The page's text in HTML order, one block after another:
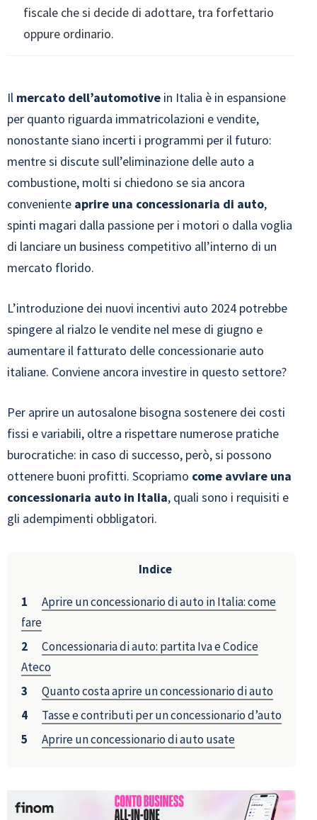
fiscale che si decide di adottare, tra forfettario
oppure ordinario.
Il mercato dell’automotive in Italia è in espansione
per quanto riguarda immatricolazioni e vendite,
nonostante siano incerti i programmi per il futuro:
mentre si discute sull’eliminazione delle auto a
combustione, molti si chiedono se sia ancora
conveniente aprire una concessionaria di auto,
spinti magari dalla passione per i motori o dalla voglia
di lanciare un business competitivo all’interno di un
mercato florido.
L’introduzione dei nuovi incentivi auto 2024 potrebbe
spingere al rialzo le vendite nel mese di giugno e
aumentare il fatturato delle concessionarie auto
italiane. Conviene ancora investire in questo settore?
Per aprire un autosalone bisogna sostenere dei costi
fissi e variabili, oltre a rispettare numerose pratiche
burocratiche: in caso di successo, però, si possono
ottenere buoni profitti. Scopriamo come avviare una
concessionaria auto in Italia, quali sono i requisiti e
gli adempimenti obbligatori.
Indice
Aprire un concessionario di auto in Italia: come
fare
Concessionaria di auto: partita Iva e Codice
Ateco
Quanto costa aprire un concessionario di auto
Tasse e contributi per un concessionario d’auto
Aprire un concessionario di auto usate